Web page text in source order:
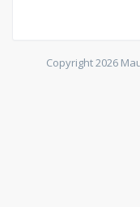
Copyright 2026